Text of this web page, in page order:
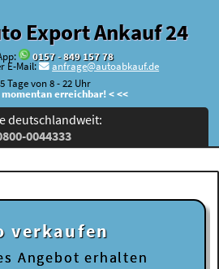
Export Ankauf 24
0157 - 849 157 78
E-Mail:
anfrage@autoabkauf.de
Tage von 8 - 22 Uhr
momentan erreichbar! < <<
deutschlandweit:
0044333
verkaufen
Angebot erhalten